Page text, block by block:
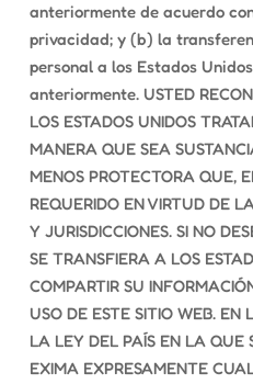
anteriormente de acuerdo
privacidad; y (b) la
personal a los Estados
anteriormente. USTED
LOS ESTADOS UNIDOS
MANERA QUE SEA
MENOS PROTECTORA QUE,
REQUERIDO EN VIRTUD DE
Y JURISDICCIONES. SI NO
SE TRANSFIERA A LOS
COMPARTIR SU
USO DE ESTE SITIO WEB. EN
LA LEY DEL PAÍS EN LA QUE
EXIMA EXPRESAMENTE